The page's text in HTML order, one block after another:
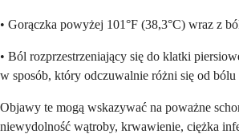
• Gorączka powyżej 101°F (38,3°C) wraz z
• Ból rozprzestrzeniający się do klatki
w sposób, który odczuwalnie różni się od bólu
Objawy te mogą wskazywać na poważne
niewydolność wątroby, krwawienie, ciężka